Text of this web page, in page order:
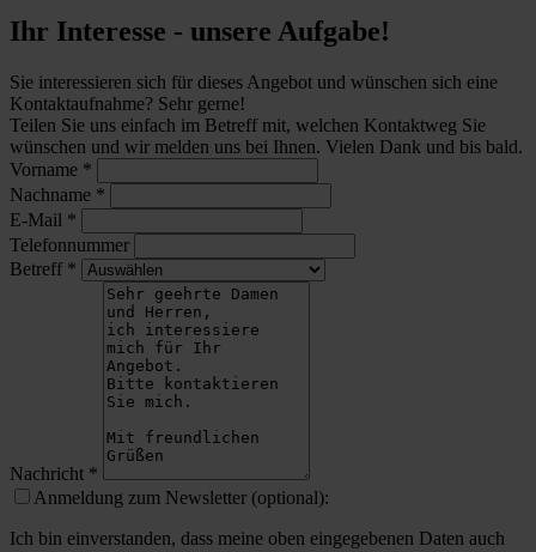
Ihr Interesse - unsere Aufgabe!
Sie interessieren sich für dieses Angebot und wünschen sich eine
Kontaktaufnahme? Sehr gerne!
Teilen Sie uns einfach im Betreff mit, welchen Kontaktweg Sie
wünschen und wir melden uns bei Ihnen. Vielen Dank und bis bald.
Vorname *
Nachname *
E-Mail *
Telefonnummer
Betreff *
Nachricht *
Anmeldung zum Newsletter (optional):
Ich bin einverstanden, dass meine oben eingegebenen Daten auch